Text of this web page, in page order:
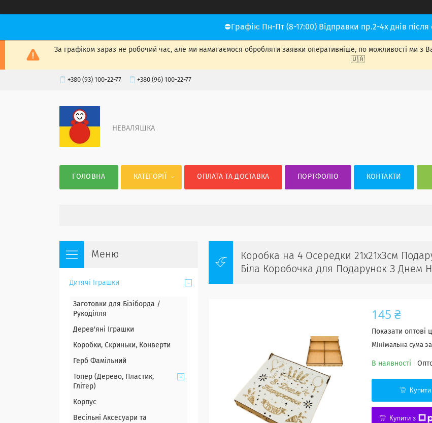
⛔Графік: Пн-Пт (8-17:00) Відправки пр.2-4х днів після
За графіком зараз не робочий час, але ми намагаємося обробляти заявки оперативніше, по можливості ми з
🇺🇦
+380 (93) 100-22-77 +380 (96) 100-22-77
НЕВАЛЯШКА
ГОЛОВНА КАТЕГОРІЇ ОПЛАТА ТА ДОСТАВКА ПОРТФОЛІО КОНТАКТИ
Коробка на 4 Осередки 21х21х3см
Біла Коробочка для Подарунок З Днем
145 ₴
Показати оптові
Мінімальна сума
В наявності
Купити
Купити з
Дитячі Іграшки
Заготовки для Бізіборда /
Рукоділля
Дерев'яні Іграшки
Коробки, Скриньки, Конверти
Герб Фамільний
Топер (Дерево, Пластик,
Глітер)
Корпус
Весільні Аксесуари та